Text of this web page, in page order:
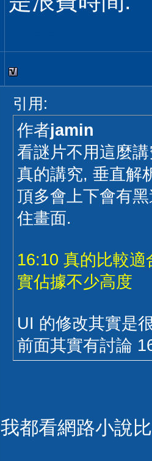
引用:
作者jamin
看謎片不用這麼
真的講究, 垂直解
頂多會上下會有
住畫面.
16:10 真的比較
實佔據不少高度
UI 的修改其實是
前面其實有討論
我都看網路小說